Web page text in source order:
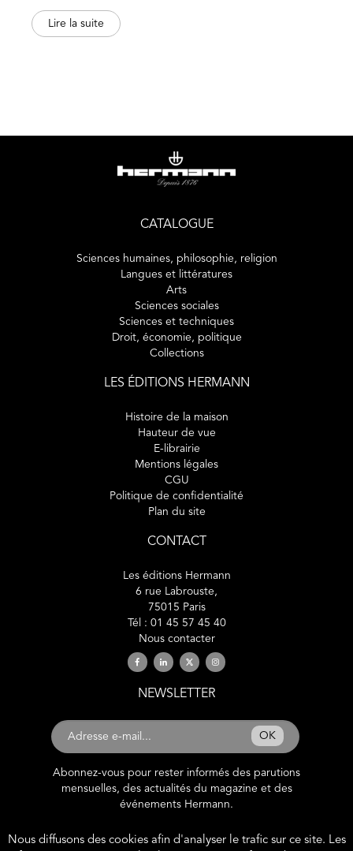
y retourna seule l'année suivante. Les textes qu'elles
soumettaient alors à leur professeur, Constantin Héger, ne
style et élégance constituait pour elles un défi, et le niveau
de langue dont elles témoignèrent attestent que la langue
de Molière leur fut un moyen d'expression véritable, leur
permettant d'aborder de nouveaux sujets.
Lire la suite
CATALOGUE
Sciences humaines, philosophie, religion
Langues et littératures
Arts
Sciences sociales
Sciences et techniques
Droit, économie, politique
Collections
LES ÉDITIONS HERMANN
Histoire de la maison
Hauteur de vue
E-librairie
Mentions légales
CGU
Politique de confidentialité
Plan du site
CONTACT
Les éditions Hermann
6 rue Labrouste,
75015 Paris
Tél : 01 45 57 45 40
Nous contacter
NEWSLETTER
OK
Abonnez-vous pour rester informés des parutions
mensuelles, des actualités du magazine et des
événements Hermann.
Nous diffusons des cookies afin d'analyser le trafic sur ce site. Les